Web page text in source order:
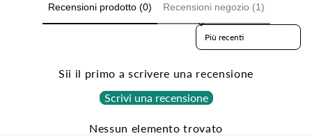
Recensioni prodotto (0) Recensioni negozio (1)
Sort reviews by
Sii il primo a scrivere una recensione
Scrivi una recensione
Nessun elemento trovato